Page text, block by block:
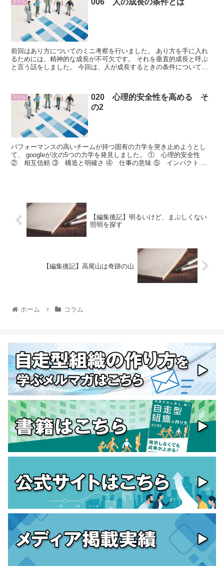
コラム 006 人の成長の条件とは
前回はあり方についてのミニ考察を行いました。 あり方を手に入れ
るためには、精神的な成長が不可欠です。 それを垂直的成長と呼ぶ
と言う話をしました。 今回は、人が成長するときの条件について書
コラム
020 心理的安全性を高める そ
の2
パフォーマンスの高いチームが持つ固有の力学を突き止めようとし
て、 googleが次の5つの力学を発見しました。 ① 心理的安全性
② 相互信頼 ③ 構造と明確さ ④ 仕事の意味 ⑤ インパクト こ
【編集後記】明るいけど、まぶしくない
照明を探す
【編集後記】高尾山は奇跡の山
ホーム コラム